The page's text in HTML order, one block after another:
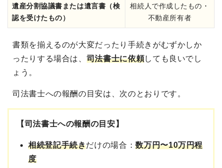
遺産分割協議書または遺言書（検
認を受けたもの）
相続人で作成したもの・
不動産所有者
書類を揃えるのが大変だったり手続きがむずかしか
ったりする場合は、 司法書士に依頼しても良いでし
ょう 。
司法書士への報酬の目安は、次のとおりです。
【司法書士への報酬の目安】
相続登記手続きだけの場合：数万円〜10万円程
度